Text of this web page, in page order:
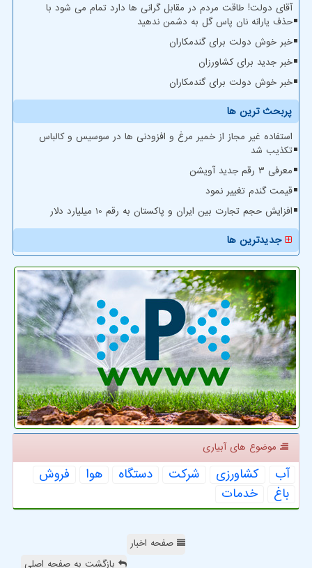
آقای دولت! طاقت مردم در مقابل گرانی ها دارد تمام می شود با
حذف یارانه نان پاس گل به دشمن ندهید
خبر خوش دولت برای گندمکاران
خبر جدید برای کشاورزان
خبر خوش دولت برای گندمکاران
پربحث ترین ها
استفاده غیر مجاز از خمیر مرغ و افزودنی ها در سوسیس و کالباس
تکذیب شد
معرفی ۳ رقم جدید آویشن
قیمت گندم تغییر نمود
افزایش حجم تجارت بین ایران و پاکستان به رقم 10 میلیارد دلار
جدیدترین ها
موضوع های آبیاری
آب كشاورزی شركت دستگاه هوا
فروش
باغ
خدمات
صفحه اخبار
بازگشت به صفحه اصلی